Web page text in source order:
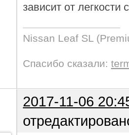
зависит от
Nissan Leaf SL
Спасибо сказали:
2017-11-06